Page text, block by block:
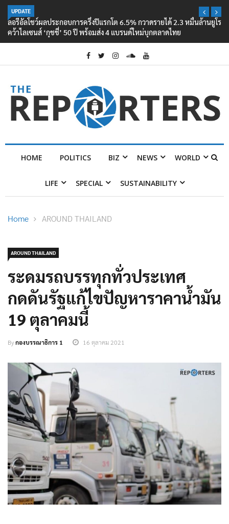
UPDATE
ลอรีอัลโชว์ผลประกอบการครึ่งปีแรกโต 6.5% กวาดรายได้ 2.3 หมื่นล้านยูโร
คว้าไลเซนส์ ‘กุชชี่’ 50 ปี พร้อมส่ง 4 แบรนด์ใหม่บุกตลาดไทย
HOME POLITICS BIZ NEWS WORLD
LIFE SPECIAL SUSTAINABILITY
Home AROUND THAILAND
AROUND THAILAND
ระดมรถบรรทุกทั่วประเทศ
กดดันรัฐแก้ไขปัญหาราคาน้ำมัน
19 ตุลาคมนี้
Byกองบรรณาธิการ 1 16 ตุลาคม 2021